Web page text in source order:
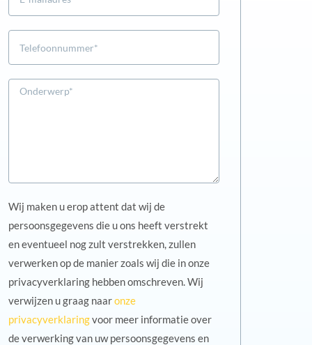
Wij maken u erop attent dat wij de
persoonsgegevens die u ons heeft verstrekt
en eventueel nog zult verstrekken, zullen
verwerken op de manier zoals wij die in onze
privacyverklaring hebben omschreven. Wij
verwijzen u graag naaronze
privacyverklaringvoor meer informatie over
de verwerking van uw persoonsgegevens en